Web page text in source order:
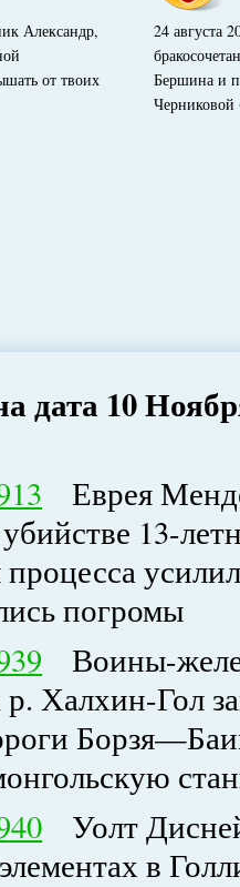
Александр,
от твоих
24 августа
Бершина и
дата 10
Еврея
13-
погромы
Воины-
Халхин-Гол
Уолт
в